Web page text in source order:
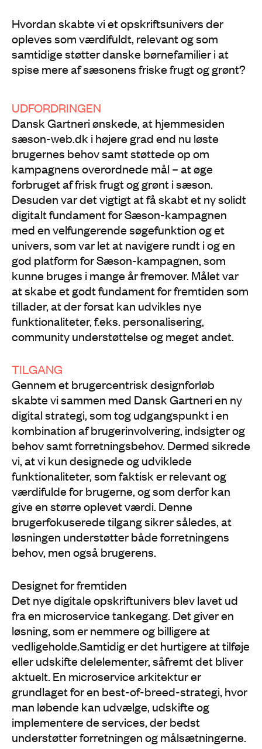
Hvordan skabte vi et opskriftsunivers der
opleves som værdifuldt, relevant og som
samtidige støtter danske børnefamilier i at
spise mere af sæsonens friske frugt og grønt?
UDFORDRINGEN
Dansk Gartneri ønskede, at hjemmesiden
sæson-web.dk i højere grad end nu løste
brugernes behov samt støttede op om
kampagnens overordnede mål – at øge
forbruget af frisk frugt og grønt i sæson.
Desuden var det vigtigt at få skabt et ny solidt
digitalt fundament for Sæson-kampagnen
med en velfungerende søgefunktion og et
univers, som var let at navigere rundt i og en
god platform for Sæson-kampagnen, som
kunne bruges i mange år fremover. Målet var
at skabe et godt fundament for fremtiden som
tillader, at der forsat kan udvikles nye
funktionaliteter, f.eks. personalisering,
community understøttelse og meget andet.
TILGANG
Gennem et brugercentrisk designforløb
skabte vi sammen med Dansk Gartneri en ny
digital strategi, som tog udgangspunkt i en
kombination af brugerinvolvering, indsigter og
behov samt forretningsbehov. Dermed sikrede
vi, at vi kun designede og udviklede
funktionaliteter, som faktisk er relevant og
værdifulde for brugerne, og som derfor kan
give en større oplevet værdi. Denne
brugerfokuserede tilgang sikrer således, at
løsningen understøtter både forretningens
behov, men også brugerens.
Designet for fremtiden
Det nye digitale opskriftunivers blev lavet ud
fra en microservice tankegang. Det giver en
løsning, som er nemmere og billigere at
vedligeholde.Samtidig er det hurtigere at tilføje
eller udskifte delelementer, såfremt det bliver
aktuelt. En microservice arkitektur er
grundlaget for en best-of-breed-strategi, hvor
man løbende kan udvælge, udskifte og
implementere de services, der bedst
understøtter forretningen og målsætningerne.